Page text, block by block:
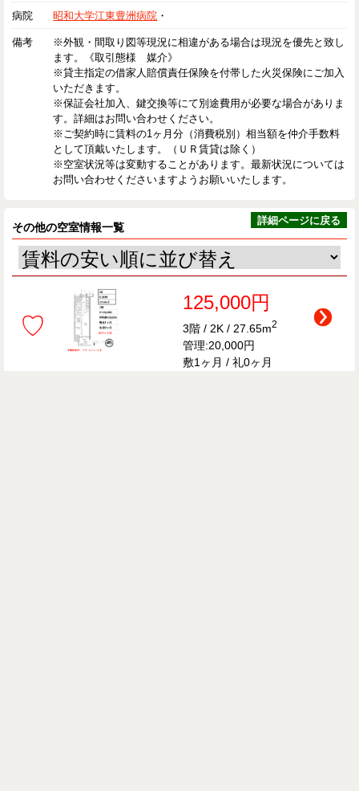
病院 昭和大学江東豊洲病院 ・
備考
※外観・間取り図等現況に相違がある場合は現況を優先と致し
ます。《取引態様 媒介》
※貸主指定の借家人賠償責任保険を付帯した火災保険にご加入
いただきます。
※保証会社加入、鍵交換等にて別途費用が必要な場合がありま
す。詳細はお問い合わせください。
※ご契約時に賃料の1ヶ月分（消費税別）相当額を仲介手数料
として頂戴いたします。（ＵＲ賃貸は除く）
※空室状況等は変動することがあります。最新状況については
お問い合わせくださいますようお願いいたします。
その他の空室情報一覧
詳細ページに戻る
♡
125,000円
3階 / 2K / 27.65m2
管理:20,000円
敷1ヶ月 / 礼0ヶ月